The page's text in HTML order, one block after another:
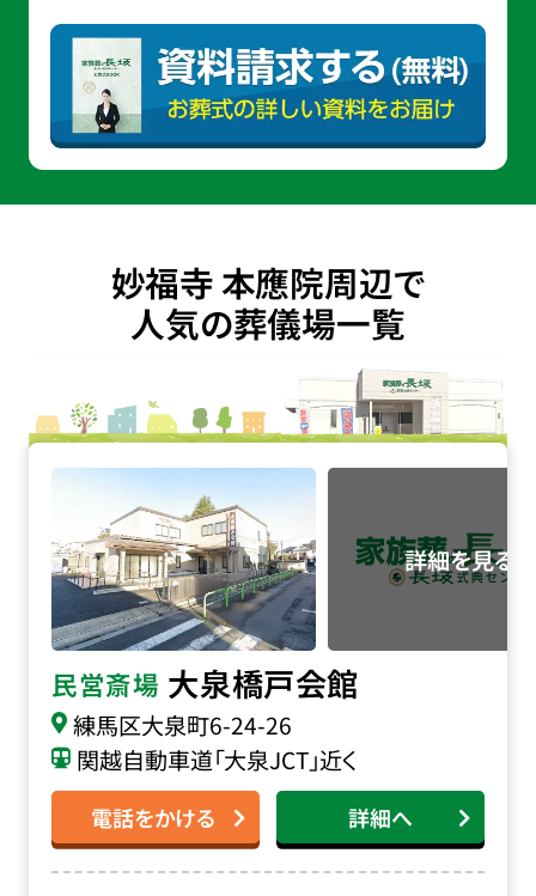
妙福寺 本應院周辺で
人気の葬儀場一覧
民営斎場 大泉橋戸会館
練馬区大泉町6-24-26
関越自動車道「大泉JCT」近く
電話をかける 詳細へ
大泉橋戸会館の詳細へ